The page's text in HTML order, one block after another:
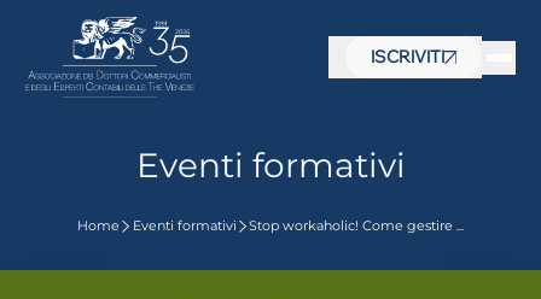
ISCRIVITI
Eventi formativi
Home Eventi formativi Stop workaholic! Come gestire ...